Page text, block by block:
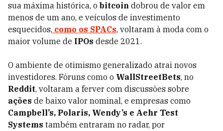
sua máxima histórica, o bitcoin dobrou de valor em
menos de um ano, e veículos de investimento
esquecidos, como os SPACs, voltaram à moda com o
maior volume de IPOs desde 2021.
O ambiente de otimismo generalizado atrai novos
investidores. Fóruns como o WallStreetBets, no
Reddit, voltaram a ferver com discussões sobre
ações de baixo valor nominal, e empresas como
Campbell’s, Polaris, Wendy’s e Aehr Test
Systems também entraram no radar, por